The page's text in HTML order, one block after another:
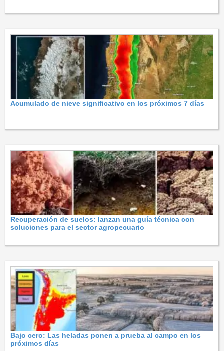
Acumulado de nieve significativo en los próximos 7 días
Recuperación de suelos: lanzan una guía técnica con
soluciones para el sector agropecuario
Bajo cero: Las heladas ponen a prueba al campo en los
próximos días